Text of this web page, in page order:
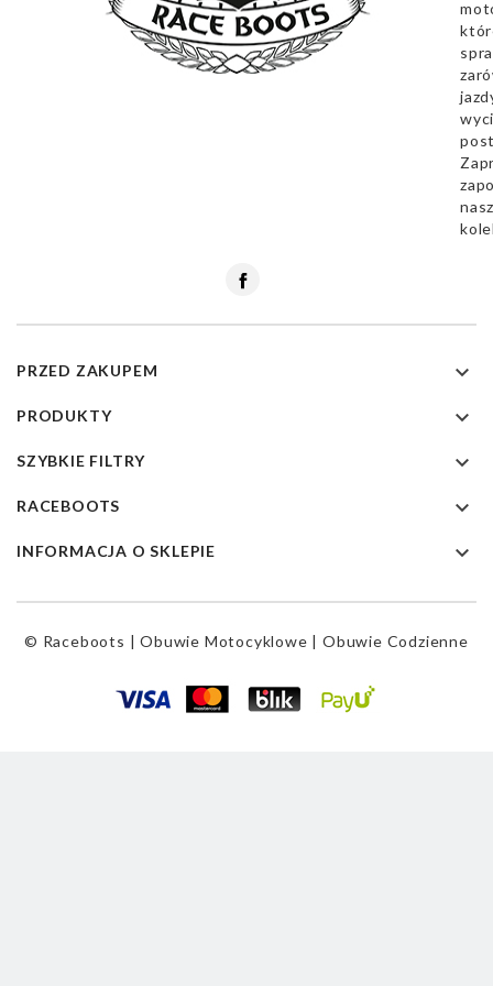
PRZED ZAKUPEM 
PRODUKTY 
SZYBKIE FILTRY 
RACEBOOTS 
INFORMACJA O SKLEPIE 
© Raceboots | Obuwie Motocyklowe | Obuwie Codzienne